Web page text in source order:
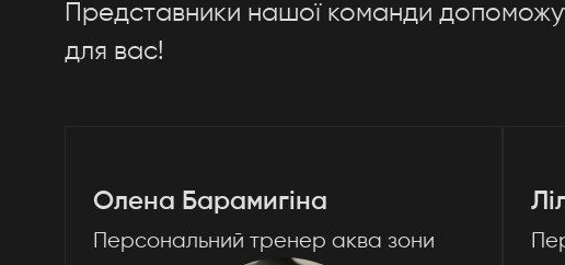
Представники нашої команди
для вас!
Олена Барамигіна
Персональний тренер аква зони